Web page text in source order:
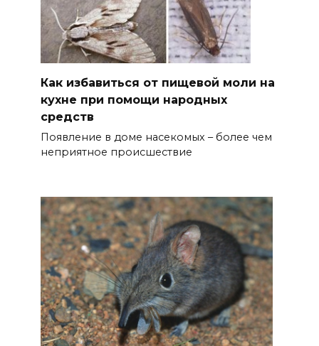
Как избавиться от пищевой моли на
кухне при помощи народных
средств
Появление в доме насекомых – более чем
неприятное происшествие